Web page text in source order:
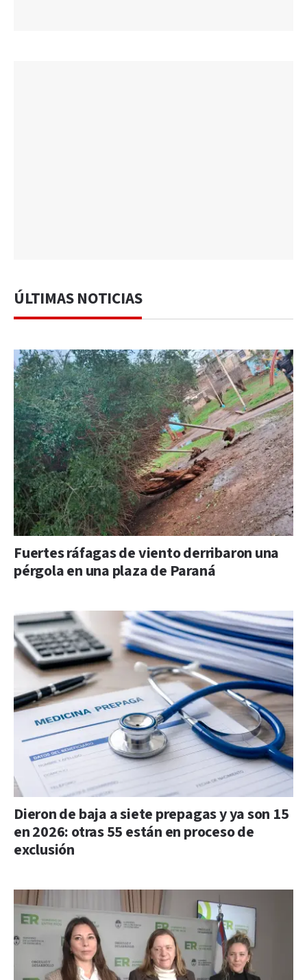
ÚLTIMAS NOTICIAS
Fuertes ráfagas de viento derribaron una
pérgola en una plaza de Paraná
Dieron de baja a siete prepagas y ya son 15
en 2026: otras 55 están en proceso de
exclusión